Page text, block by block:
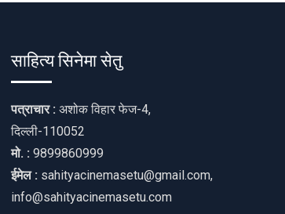
साहित्य सिनेमा सेतु
पत्राचार : अशोक विहार फेज-4,
दिल्ली-110052
मो. : 9899860999
ईमेल : sahityacinemasetu@gmail.com,
info@sahityacinemasetu.com